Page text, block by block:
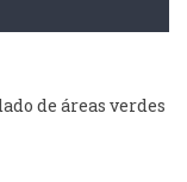
de áreas verdes